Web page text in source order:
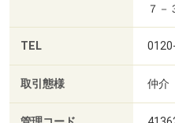
７－
TEL
取引態様 仲介